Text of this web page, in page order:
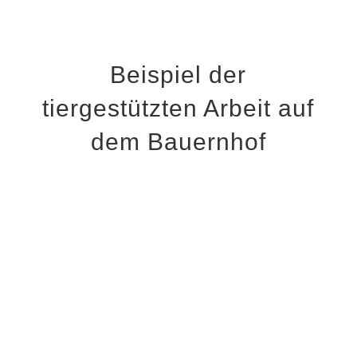
Beispiel der
tiergestützten Arbeit auf
dem Bauernhof